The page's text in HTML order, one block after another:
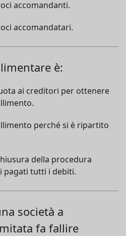
accomandanti.
accomandatari.
è:
ai creditori per ottenere
perché si è ripartito
della procedura
pagati tutti i debiti.
società a
fa fallire